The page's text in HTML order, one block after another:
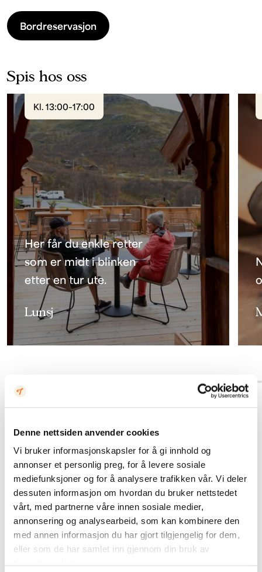
Denne nettsiden anvender cookies
Vi bruker informasjonskapsler for å gi innhold og
annonser et personlig preg, for å levere sosiale
mediefunksjoner og for å analysere trafikken vår. Vi deler
dessuten informasjon om hvordan du bruker nettstedet
vårt, med partnerne våre innen sosiale medier,
annonsering og analysearbeid, som kan kombinere den
med annen informasjon du har gjort tilgjengelig for dem,
eller som de har samlet inn gjennom din bruk av
Bordreservasjon
Spis hos oss
Kl. 13:00–17:00
Her får du enkle retter
som er midt i blinken
etter en tur ute.
Lunsj